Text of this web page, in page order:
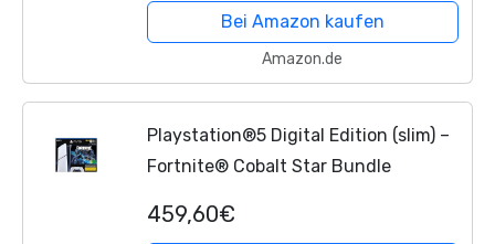
Bei Amazon kaufen
Amazon.de
Playstation®5 Digital Edition (slim) –
Fortnite® Cobalt Star Bundle
459,60€